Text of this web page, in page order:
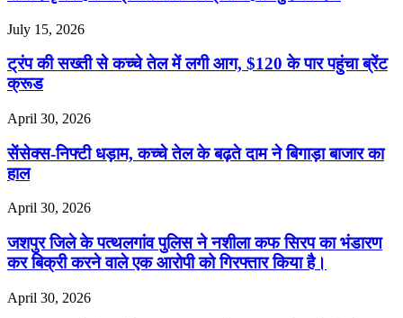
July 15, 2026
ट्रंप की सख्ती से कच्चे तेल में लगी आग, $120 के पार पहुंचा ब्रेंट
क्रूड
April 30, 2026
सेंसेक्स-निफ्टी धड़ाम, कच्चे तेल के बढ़ते दाम ने बिगाड़ा बाजार का
हाल
April 30, 2026
जशपुर जिले के पत्थलगांव पुलिस ने नशीला कफ सिरप का भंडारण
कर बिक्री करने वाले एक आरोपी को गिरफ्तार किया है।
April 30, 2026